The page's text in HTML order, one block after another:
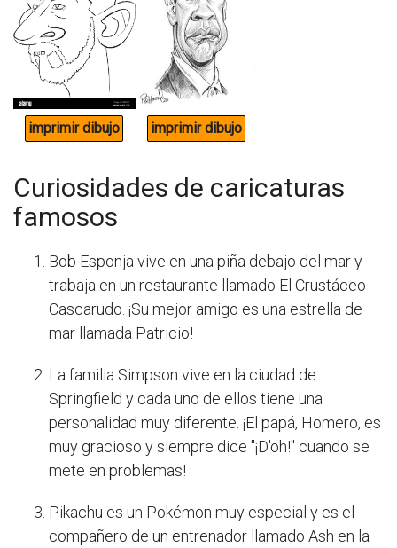
Curiosidades de caricaturas
famosos
Bob Esponja vive en una piña debajo del mar y
trabaja en un restaurante llamado El Crustáceo
Cascarudo. ¡Su mejor amigo es una estrella de
mar llamada Patricio!
La familia Simpson vive en la ciudad de
Springfield y cada uno de ellos tiene una
personalidad muy diferente. ¡El papá, Homero, es
muy gracioso y siempre dice "¡D'oh!" cuando se
mete en problemas!
Pikachu es un Pokémon muy especial y es el
compañero de un entrenador llamado Ash en la